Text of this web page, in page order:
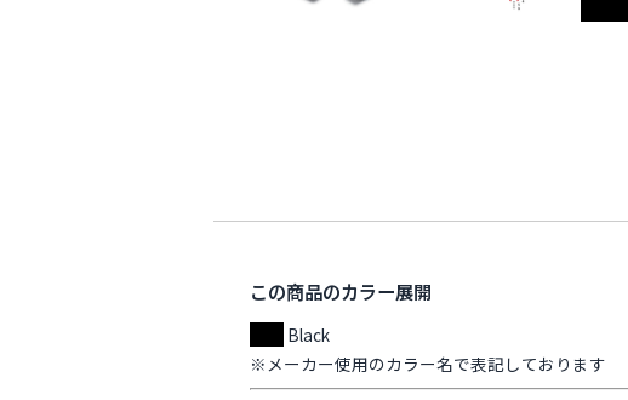
この商品のカラー展開
Black
※メーカー使用のカラー名で表記しております